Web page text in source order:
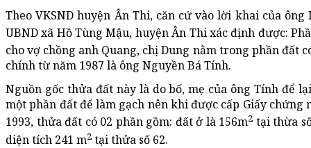
Theo VKSND huyện Ân Thi, căn cứ vào lời khai của
UBND xã Hồ Tùng Mậu, huyện Ân Thi xác định được:
cho vợ chồng anh Quang, chị Dung nằm trong phần đất
chính từ năm 1987 là ông Nguyền Bá Tính.
Nguồn gốc thửa đất này là do bố, mẹ của ông Tính để
một phần đất để làm gạch nên khi được cấp Giấy
1993, thửa đất có 02 phần gồm: đất ở là 156m2 tại thừa
diện tích 241 m2 tại thửa số 62.